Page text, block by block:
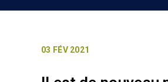
03 FÉV 2021